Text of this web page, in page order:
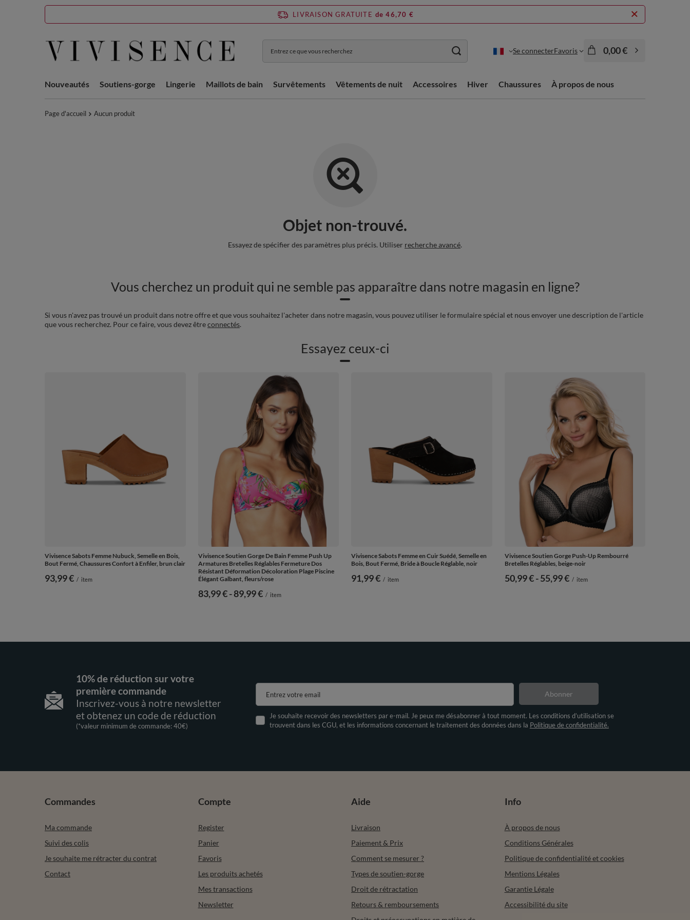
LIVRAISON GRATUITE de 46,70 €
Se connecterFavoris 0,00 €
Nouveautés Soutiens-gorge Lingerie Maillots de bain Survêtements Vêtements de nuit Accessoires Hiver Chaussures À propos de nous
Page d'accueil Aucun produit
Objet non-trouvé.
Essayez de spécifier des paramètres plus précis. Utiliser recherche avancé.
Vous cherchez un produit qui ne semble pas apparaître dans notre magasin en ligne?
Si vous n'avez pas trouvé un produit dans notre offre et que vous souhaitez l'acheter dans notre magasin, vous pouvez utiliser le formulaire spécial et nous envoyer une description de l'article
que vous recherchez. Pour ce faire, vous devez êtreconnectés.
Essayez ceux-ci
Vivisence Sabots Femme Nubuck, Semelle en Bois,
Bout Fermé, Chaussures Confort à Enfiler, brun clair
93,99 € / item
Vivisence Soutien Gorge De Bain Femme Push Up
Armatures Bretelles Réglables Fermeture Dos
Résistant Déformation Décoloration Plage Piscine
Élégant Galbant, fleurs/rose
de
83,99 €-vers le bas
89,99 € / item
Vivisence Sabots Femme en Cuir Suédé, Semelle en
Bois, Bout Fermé, Bride à Boucle Réglable, noir
91,99 € / item
Vivisence Soutien Gorge Push-Up Rembourré
Bretelles Réglables, beige-noir
de
50,99 €-vers le bas
55,99 € / item
10% de réduction sur votre
première commande
Inscrivez-vous à notre newsletter
et obtenez un code de réduction
(*valeur minimum de commande: 40€)
Entrez votre email
Je souhaite recevoir des newsletters par e-mail. Je peux me désabonner à tout moment. Les conditions d’utilisation se
trouvent dans les CGU, et les informations concernant le traitement des données dans la Politique de confidentialité.
Abonner
Commandes
Ma commande
Suivi des colis
Je souhaite me rétracter du contrat
Contact
Compte
Register
Panier
Favoris
Les produits achetés
Mes transactions
Newsletter
Aide
Livraison
Paiement & Prix
Comment se mesurer ?
Types de soutien-gorge
Droit de rétractation
Retours & remboursements
Info
À propos de nous
Conditions Générales
Politique de confidentialité et cookies
Mentions Légales
Garantie Légale
Accessibilité du site